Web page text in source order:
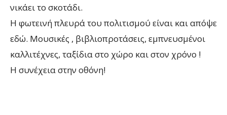
νικάει το σκοτάδι.
Η φωτεινή πλευρά του πολιτισμού είναι και απόψε
εδώ. Μουσικές , βιβλιοπροτάσεις, εμπνευσμένοι
καλλιτέχνες, ταξίδια στο χώρο και στον χρόνο !
Η συνέχεια στην οθόνη!